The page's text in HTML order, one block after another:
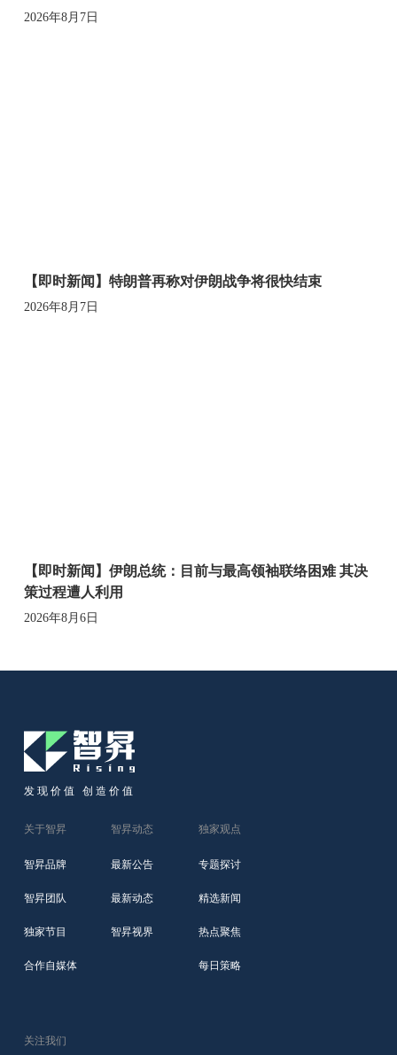
2026年8月7日
【即时新闻】特朗普再称对伊朗战争将很快结束
2026年8月7日
【即时新闻】伊朗总统：目前与最高领袖联络困难 其决
策过程遭人利用
2026年8月6日
发现价值 创造价值
关于智昇
智昇品牌
智昇团队
独家节目
合作自媒体
智昇动态
最新公告
最新动态
智昇视界
独家观点
专题探讨
精选新闻
热点聚焦
每日策略
关注我们